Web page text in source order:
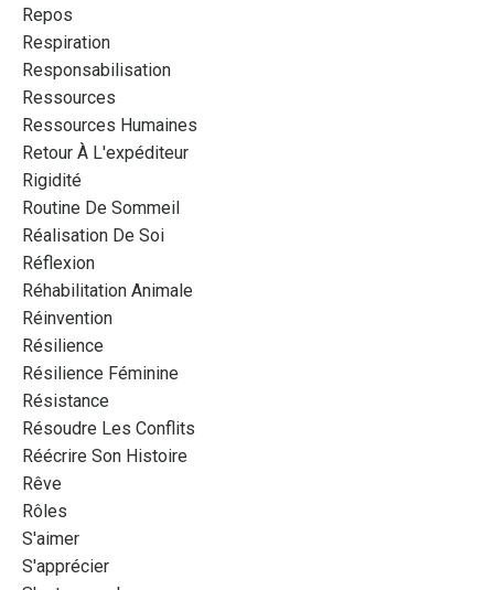
Repos
Respiration
Responsabilisation
Ressources
Ressources Humaines
Retour À L'expéditeur
Rigidité
Routine De Sommeil
Réalisation De Soi
Réflexion
Réhabilitation Animale
Réinvention
Résilience
Résilience Féminine
Résistance
Résoudre Les Conflits
Réécrire Son Histoire
Rêve
Rôles
S'aimer
S'apprécier